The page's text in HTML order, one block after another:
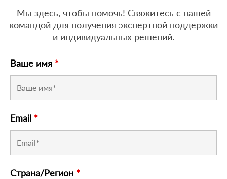
Мы здесь, чтобы помочь! Свяжитесь с нашей
командой для получения экспертной поддержки
и индивидуальных решений.
Ваше имя *
Email *
Страна/Регион *